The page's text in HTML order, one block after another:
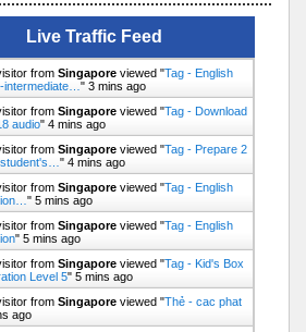
Live Traffic Feed
fromSingapore viewed "
from Singapore viewed "Tag - English
intermediate… " 3 mins ago
from Singapore viewed "Tag - Download
audio" 4 mins ago
from Singapore viewed "Tag - Prepare 2
" 4 mins ago
from Singapore viewed "Tag - English
" 5 mins ago
from Singapore viewed "Tag - English
" 5 mins ago
from Singapore viewed "Tag - Kid's Box
Level 5" 5 mins ago
from Singapore viewed "Thẻ - cac phat
ago